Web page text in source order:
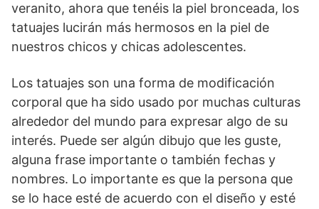
veranito, ahora que tenéis la piel bronceada, los
tatuajes lucirán más hermosos en la piel de
nuestros chicos y chicas adolescentes.
Los tatuajes son una forma de modificación
corporal que ha sido usado por muchas culturas
alrededor del mundo para expresar algo de su
interés. Puede ser algún dibujo que les guste,
alguna frase importante o también fechas y
nombres. Lo importante es que la persona que
se lo hace esté de acuerdo con el diseño y esté